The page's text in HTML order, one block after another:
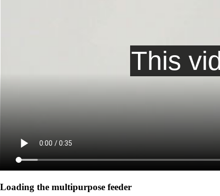
Loading the multipurpose feeder